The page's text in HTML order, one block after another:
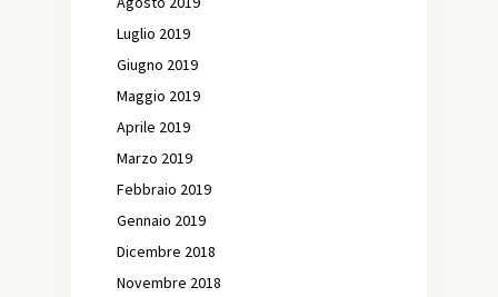
Luglio 2019
Giugno 2019
Maggio 2019
Aprile 2019
Marzo 2019
Febbraio 2019
Gennaio 2019
Dicembre 2018
Novembre 2018